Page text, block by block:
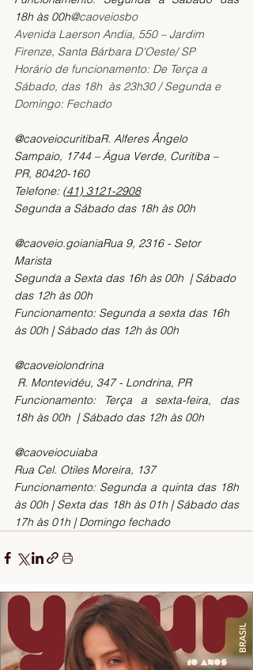
18h às 00h@caoveiosbo
Avenida Laerson Andia, 550 – Jardim
Firenze, Santa Bárbara D'Oeste/ SP
Horário de funcionamento: De Terça a
Sábado, das 18h  às 23h30 / Segunda e
Domingo: Fechado
@caoveiocuritibaR. Alferes Ângelo
Sampaio, 1744 – Água Verde, Curitiba –
PR, 80420-160
Telefone: (41) 3121-2908
Segunda a Sábado das 18h às 00h
@caoveio.goianiaRua 9, 2316 - Setor
Marista
Segunda a Sexta das 16h às 00h  | Sábado
das 12h às 00h
Funcionamento: Segunda a sexta das 16h
às 00h | Sábado das 12h às 00h
@caoveiolondrina
R. Montevidéu, 347 - Londrina, PR
Funcionamento: Terça a sexta-feira, das
18h às 00h  | Sábado das 12h às 00h
@caoveiocuiaba
Rua Cel. Otiles Moreira, 137
Funcionamento: Segunda a quinta das 18h
às 00h | Sexta das 18h às 01h | Sábado das
17h às 01h | Domingo fechado